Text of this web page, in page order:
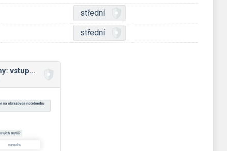
střední
střední
Technické problémy: vstupní a výstupní zařízení